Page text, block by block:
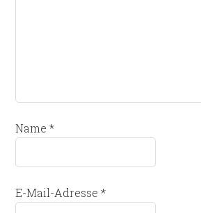
Name*
E-Mail-Adresse*